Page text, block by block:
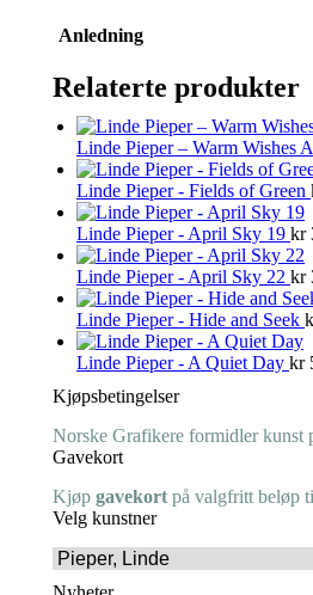
Anledning
Relaterte produkter
Linde Pieper – Warm Wishes
Linde Pieper - Fields of Green
Linde Pieper - April Sky 19 kr
Linde Pieper - April Sky 22 kr
Linde Pieper - Hide and Seek
Linde Pieper - A Quiet Day kr
Kjøpsbetingelser
Norske Grafikere formidler kunst
Gavekort
Kjøp gavekort på valgfritt beløp
Velg kunstner